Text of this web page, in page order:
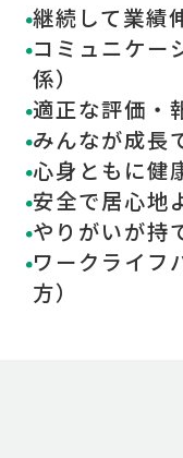
継続して業績
コミュニケー
係）
適正な評価・
みんなが成長
心身ともに健
安全で居心地
やりがいが持
ワークライフ
方）